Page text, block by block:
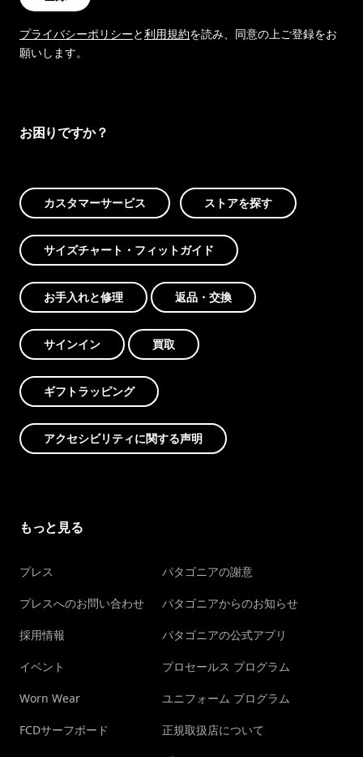
プライバシーポリシーと利用規約を読み、同意の上ご登録をお
願いします。
お困りですか？
カスタマーサービス ストアを探す
サイズチャート・フィットガイド
お手入れと修理 返品・交換
サインイン 買取
ギフトラッピング
アクセシビリティに関する声明
もっと見る
プレス
プレスへのお問い合わせ
採用情報
イベント
Worn Wear
FCDサーフボード
パタゴニアの謝意
パタゴニアからのお知らせ
パタゴニアの公式アプリ
プロセールス プログラム
ユニフォーム プログラム
正規取扱店について